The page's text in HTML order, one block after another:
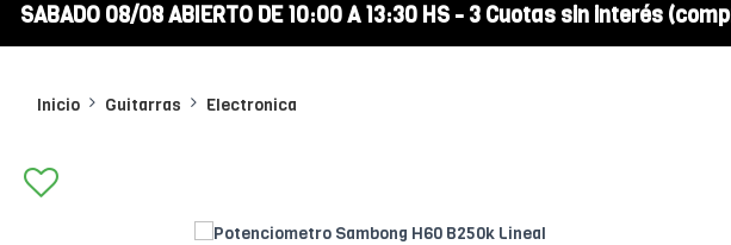
SABADO 08/08 ABIERTO DE 10:00 A 13:30 HS - 3 Cuotas sin interés
Inicio Guitarras Electronica